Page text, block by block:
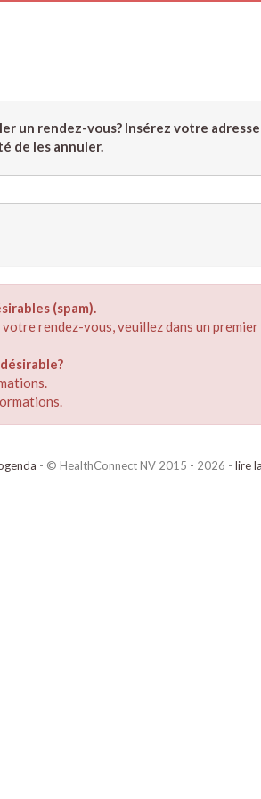
un rendez-vous? Insérez votre
de les annuler.
(spam).
rendez-vous, veuillez dans un
- © HealthConnect NV 2015 - 2026 - lire